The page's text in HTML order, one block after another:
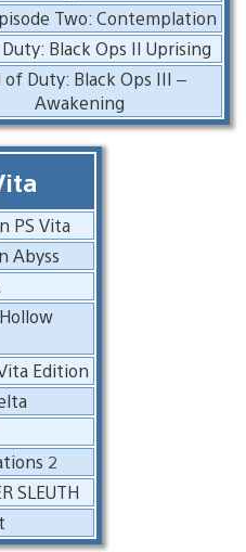
Two: Contemplation
Black Ops II Uprising
of Duty: Black Ops III –
Awakening
PS Vita
Abyss
Edition
2
SLEUTH